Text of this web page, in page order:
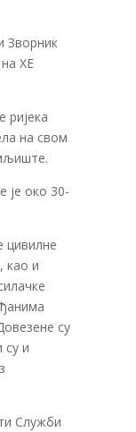
Зворник
ХЕ
ријека
на свом
је око 30-
цивилне
као и
су
су и
Служби